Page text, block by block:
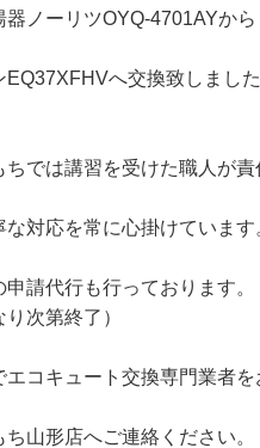
器ノーリツOYQ-4701AYから
EQ37XFHVへ交換致しました
ちでは講習を受けた職人が責
な対応を常に心掛けています
申請代行も行っております。
り次第終了）
エコキュート交換専門業者を
ち山形店へご連絡ください。